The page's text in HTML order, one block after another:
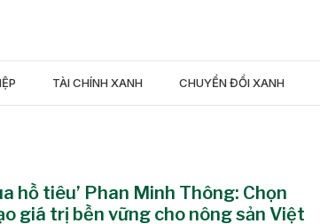
TÀI CHÍNH XANH CHUYỂN ĐỔI XANH
hồ tiêu’ Phan Minh Thông: Chọn
giá trị bền vững cho nông sản Việt